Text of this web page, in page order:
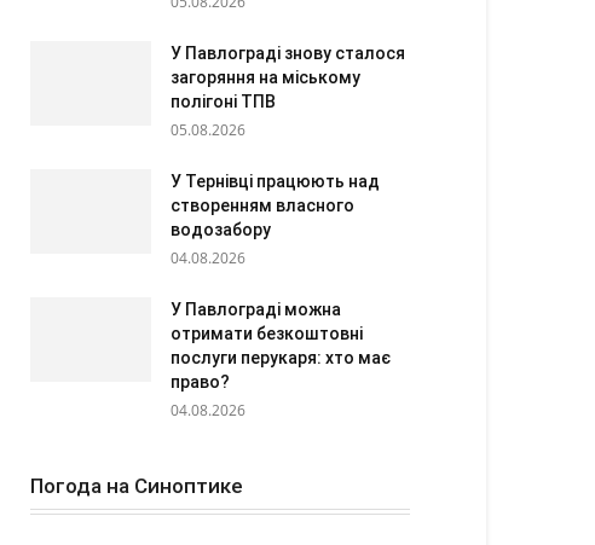
У Павлограді знову сталося
загоряння на міському
полігоні ТПВ
05.08.2026
У Тернівці працюють над
створенням власного
водозабору
04.08.2026
У Павлограді можна
отримати безкоштовні
послуги перукаря: хто має
право?
04.08.2026
Погода на Синоптике